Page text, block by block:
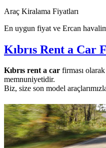
Araç Kiralama Fiyatları
En uygun fiyat ve Ercan
Kıbrıs Rent a Car
Kıbrıs rent a car firması
memnuniyetidir.
Biz, size son model